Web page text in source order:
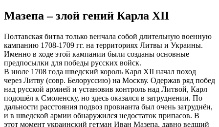
Мазепа – злой гений Карла XII
Полтавская битва только венчала собой длительную военную
кампанию 1708-1709 гг. на территориях Литвы и Украины.
Именно в ходе этой кампании были созданы основные
предпосылки для победы русских войск.
В июле 1708 года шведский король Карл XII начал поход
через Литву (совр. Белоруссию) на Москву. Одержав ряд побед
над русской армией и установив контроль над Литвой, Карл
подошёл к Смоленску, но здесь оказался в затруднении. По
дальности расстояния подвоз провианта был очень затруднён,
и в шведской армии обнаружился недостаток припасов. В
этот момент украинский гетман Иван Мазепа, давно ведший